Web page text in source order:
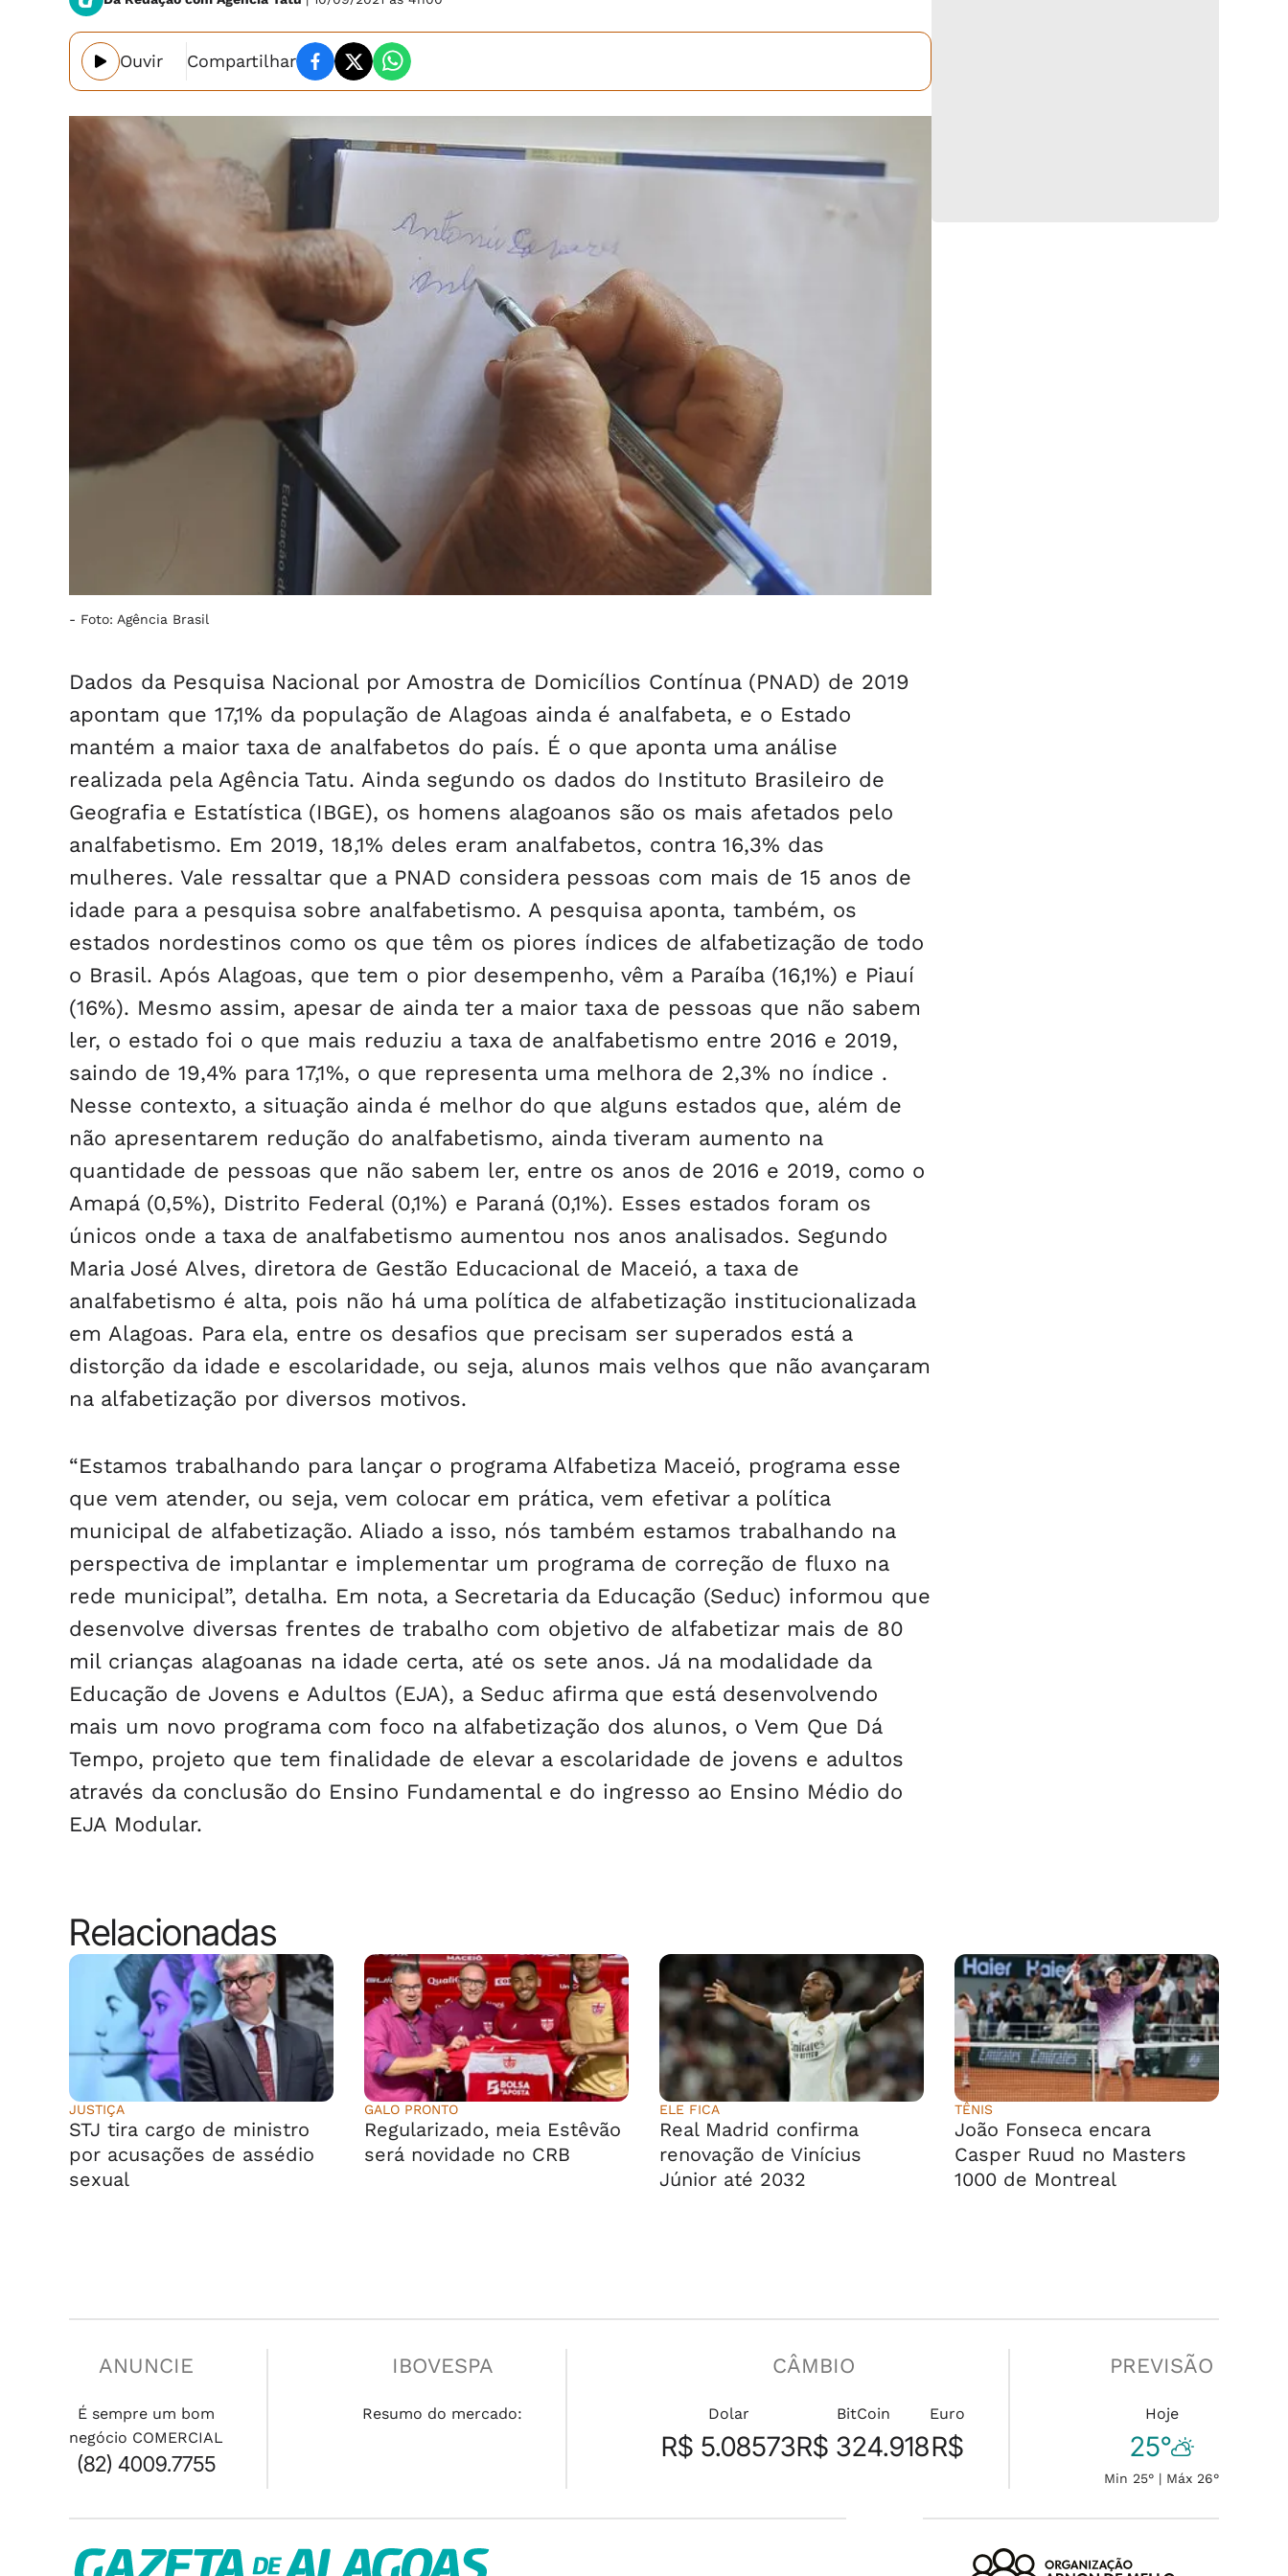
Ouvir Compartilhar
- Foto: Agência Brasil
Dados da Pesquisa Nacional por Amostra de Domicílios Contínua (PNAD) de 2019
apontam que 17,1% da população de Alagoas ainda é analfabeta, e o Estado
mantém a maior taxa de analfabetos do país. É o que aponta uma análise
realizada pela Agência Tatu. Ainda segundo os dados do Instituto Brasileiro de
Geografia e Estatística (IBGE), os homens alagoanos são os mais afetados pelo
analfabetismo. Em 2019, 18,1% deles eram analfabetos, contra 16,3% das
mulheres. Vale ressaltar que a PNAD considera pessoas com mais de 15 anos de
idade para a pesquisa sobre analfabetismo. A pesquisa aponta, também, os
estados nordestinos como os que têm os piores índices de alfabetização de todo
o Brasil. Após Alagoas, que tem o pior desempenho, vêm a Paraíba (16,1%) e Piauí
(16%). Mesmo assim, apesar de ainda ter a maior taxa de pessoas que não sabem
ler, o estado foi o que mais reduziu a taxa de analfabetismo entre 2016 e 2019,
saindo de 19,4% para 17,1%, o que representa uma melhora de 2,3% no índice .
Nesse contexto, a situação ainda é melhor do que alguns estados que, além de
não apresentarem redução do analfabetismo, ainda tiveram aumento na
quantidade de pessoas que não sabem ler, entre os anos de 2016 e 2019, como o
Amapá (0,5%), Distrito Federal (0,1%) e Paraná (0,1%). Esses estados foram os
únicos onde a taxa de analfabetismo aumentou nos anos analisados. Segundo
Maria José Alves, diretora de Gestão Educacional de Maceió, a taxa de
analfabetismo é alta, pois não há uma política de alfabetização institucionalizada
em Alagoas. Para ela, entre os desafios que precisam ser superados está a
distorção da idade e escolaridade, ou seja, alunos mais velhos que não avançaram
na alfabetização por diversos motivos.
“Estamos trabalhando para lançar o programa Alfabetiza Maceió, programa esse
que vem atender, ou seja, vem colocar em prática, vem efetivar a política
municipal de alfabetização. Aliado a isso, nós também estamos trabalhando na
perspectiva de implantar e implementar um programa de correção de fluxo na
rede municipal”, detalha. Em nota, a Secretaria da Educação (Seduc) informou que
desenvolve diversas frentes de trabalho com objetivo de alfabetizar mais de 80
mil crianças alagoanas na idade certa, até os sete anos. Já na modalidade da
Educação de Jovens e Adultos (EJA), a Seduc afirma que está desenvolvendo
mais um novo programa com foco na alfabetização dos alunos, o Vem Que Dá
Tempo, projeto que tem finalidade de elevar a escolaridade de jovens e adultos
através da conclusão do Ensino Fundamental e do ingresso ao Ensino Médio do
EJA Modular.
Relacionadas
JUSTIÇA
STJ tira cargo de ministro
por acusações de assédio
sexual
GALO PRONTO
Regularizado, meia Estêvão
será novidade no CRB
ELE FICA
Real Madrid confirma
renovação de Vinícius
Júnior até 2032
TÊNIS
João Fonseca encara
Casper Ruud no Masters
1000 de Montreal
ANUNCIE
É sempre um bom
negócio COMERCIAL
(82) 4009.7755
IBOVESPA
Resumo do mercado:
CÂMBIO
Dolar
R$ 5.08573
BitCoin
R$ 324.918
Euro
R$
PREVISÃO
Hoje
25°
Min 25° | Máx 26°